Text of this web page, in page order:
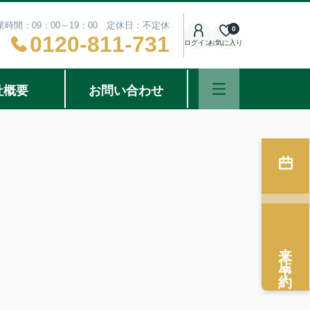
時間：09：00～19：00 定休日：不定休
0120-811-731 ログインお気に入り
0
概要 お問い合わせ
来店予約